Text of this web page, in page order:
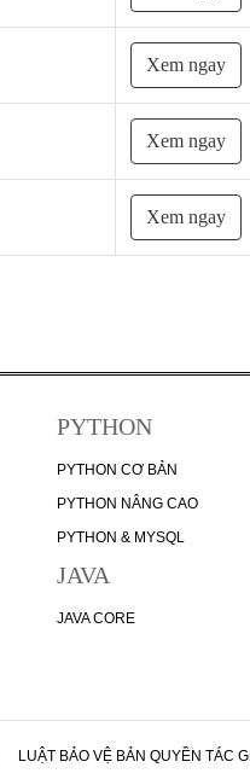
Xem ngay
Xem ngay
Xem ngay
PYTHON
PYTHON CƠ BẢN
PYTHON NÂNG CAO
PYTHON & MYSQL
JAVA
JAVA CORE
LUẬT BẢO VỆ BẢN QUYỀN TÁC